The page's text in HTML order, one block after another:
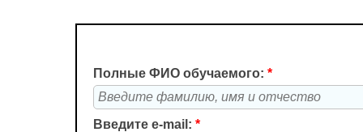
Полные ФИО обучаемого: *
Введите e-mail: *